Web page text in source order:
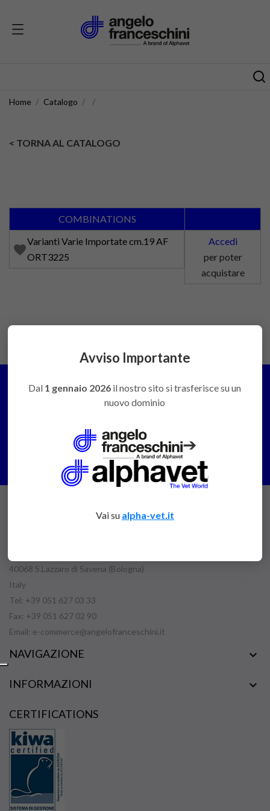
Home Catalogo
< TORNA AL CATALOGO
COMBINATIONS
favorite
Varianti Varie Importate cm.19 AF
ORT3225
Accedi
per poter
acquistare
Contattaci
ANGELOFRANCESCHINI
40068 S.Lazzaro di Savena (Bologna)
Italy
Tel: +39 051 627 03 33
Fax: +39 051 627 02 90
Email: e-commerce@angelofranceschini.it
NAVIGAZIONE 
INFORMAZIONI 
CERTIFICATIONS
Avviso Importante
Dal 1 gennaio 2026 il nostro sito si trasferisce su un
nuovo dominio
➔
Vai su alpha-vet.it